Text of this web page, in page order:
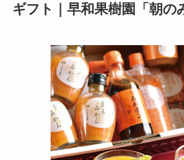
ギフト｜早和果樹園「朝の